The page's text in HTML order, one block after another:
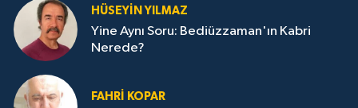
HÜSEYIN YILMAZ
Yine Aynı Soru: Bediüzzaman'ın Kabri
Nerede?
FAHRI KOPAR